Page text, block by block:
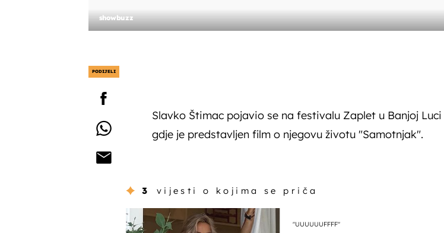
showbuzz
PODIJELI
Slavko Štimac pojavio se na festivalu Zaplet u Banjoj Luci
gdje je predstavljen film o njegovu životu "Samotnjak".
3 vijesti o kojima se priča
"UUUUUUFFFF"